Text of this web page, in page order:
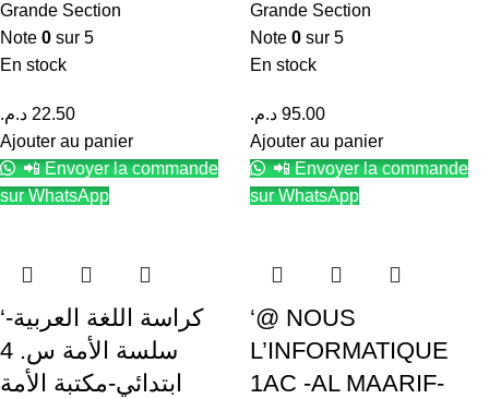
Grande Section
Note 0 sur 5
En stock
22.50 د.م.
Ajouter au panier
📲 Envoyer la commande
sur WhatsApp
Grande Section
Note 0 sur 5
En stock
95.00 د.م.
Ajouter au panier
📲 Envoyer la commande
sur WhatsApp
‘-كراسة اللغة العربية
سلسة الأمة س. 4
ابتدائي-مكتبة الأمة
‘@ NOUS
L’INFORMATIQUE
1AC -AL MAARIF-